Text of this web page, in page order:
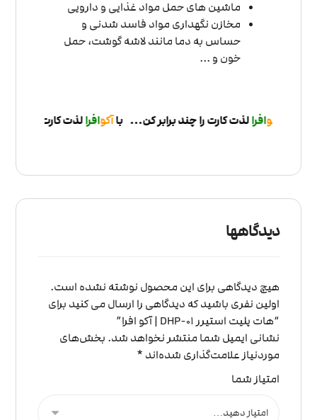
ماشین های حمل مواد غذایی و دارویی
مخازن نگهداری مواد فاسد شدنی و
حساس به دما مانند لاشه گوشت، حمل
خون و ...
...باآکوافرالذت کارت ...باآکوافرالذت کارت را چند برابر کن برابر کن
دیدگاهها
هیچ دیدگاهی برای این محصول نوشته نشده است.
اولین نفری باشید که دیدگاهی را ارسال می کنید برای
“هات پلیت استیرر DHP-01 | آکو افرا”
نشانی ایمیل شما منتشر نخواهد شد. بخش‌های
موردنیاز علامت‌گذاری شده‌اند *
امتیاز شما